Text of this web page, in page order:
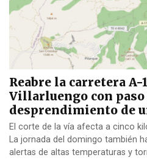
Reabre la carretera A-
Villarluengo con
desprendimiento de
El corte de la vía afecta a cinco
La jornada del domingo también
alertas de altas temperaturas y